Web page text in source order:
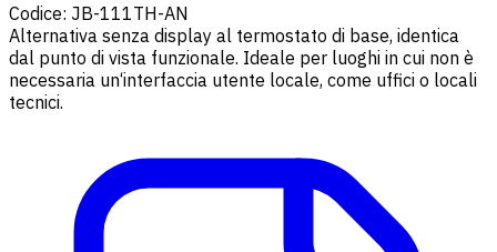
Codice: JB-111TH-AN
Alternativa senza display al termostato di base, identica
dal punto di vista funzionale. Ideale per luoghi in cui non è
necessaria un‘interfaccia utente locale, come uffici o locali
tecnici.